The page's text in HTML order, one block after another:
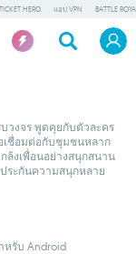
TICKET HERO แอป VPN BATTLE
วงจร พูดคุยกับตัวละคร
เชื่อมต่อกับชุมชนหลาก
ล้งเพื่อนอย่างสนุกสนาน
ระกันความสนุกหลาย
หรับ Android